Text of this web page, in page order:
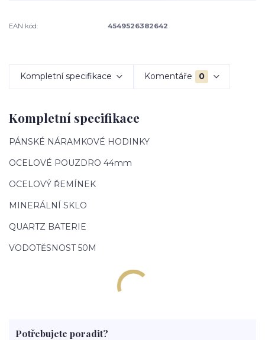
EAN kód: 4549526382642
Kompletní specifikace Komentáře 0
Kompletní specifikace
PÁNSKÉ NÁRAMKOVÉ HODINKY
OCELOVÉ POUZDRO 44mm
OCELOVÝ ŘEMÍNEK
MINERÁLNÍ SKLO
QUARTZ BATERIE
VODOTĚSNOST 50M
Potřebujete poradit?